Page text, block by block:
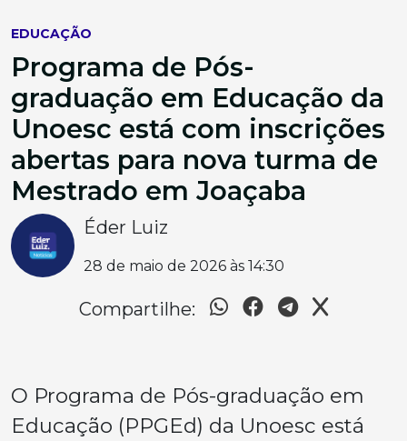
EDUCAÇÃO
Programa de Pós-
graduação em Educação da
Unoesc está com inscrições
abertas para nova turma de
Mestrado em Joaçaba
Éder Luiz
28 de maio de 2026 às 14:30
Compartilhe:
O Programa de Pós-graduação em
Educação (PPGEd) da Unoesc está